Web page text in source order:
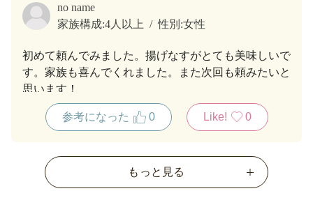
no name
家族構成:4人以上 性別:女性
初めて頼んでみました。揚げなすがとても美味しいで
す。家族も喜んでくれました。また次回も頼みたいと
思います！
参考になった 0 Like! 0
もっと見る